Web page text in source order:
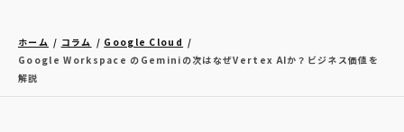
ホーム コラム
Google Cloud
Google Workspace のGeminiの次はなぜVertex AIか？ビジネス価値を
解説